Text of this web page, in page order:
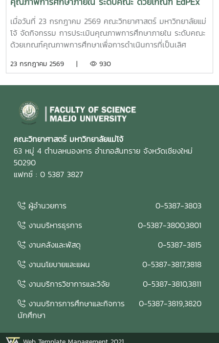
ประจำปีการศึกษา 2568
เมื่อวันที่ 23 กรกฎาคม 2569 คณะวิทยาศาสตร์ มหาวิทยาลัยแม่
โจ้ จัดกิจกรรม การประเมินคุณภาพการศึกษาภายใน ระดับคณะ
ด้วยเกณฑ์คุณภาพการศึกษาเพื่อการดำเนินการที่เป็นเลิศ
EdPEx) ประจำปีการศึกษา 2568 เพื่อทบทวนผลการดำเนินงาน
องค์กรและการจัดการศึกษาอย่างยั่งยืน ในการนี้ คณะกรรมการ
ประเมินคุณภาพการศึกษาภายใน ได้ร่วมดำเนินการ วิพากษ์และ
ให้ข้อเสนอแนะต่อรายงานผลการดำเนินการเพื่อความเป็นเลิศ
(EdPEx Report) โดยพิจารณาความครบถ้วน ความเชื่อมโยง
และความสอดคล้องของผลการดำเนินงานในทุกหมวดของเกณฑ์
EdPEx พร้อมแลกเปลี่ยนข้อคิดเห็นและแนวทางการพัฒนา เพื่อ
ยกระดับคุณภาพของรายงานและเตรียมความพร้อมสำหรับการ
ดร.รัชพล สันติวรากร ประธานกรรมการ คณบดีคณะ
วิศวกรรมศาสตร์ มหาวิทยาลัยขอนแก่น ผู้ช่วยศาสตราจารย์ตะวัน
ฉาย โพธิ์หอม กรรมการ คณะวิศวกรรมศาสตร์ มหาวิทยาลัย
อุบลราชธานี นางสาวศิรินยา อ้นแก้ว เลขานุการ คณะเทคโนโลยี
กิจกรรมในครั้งนี้สะท้อนถึงความมุ่งมั่นของคณะวิทยาศาสตร์
มหาวิทยาลัยแม่โจ้ ในการพัฒนาระบบประกันคุณภาพการศึกษา
และการบริหารองค์กรตามแนวทาง Education Criteria for
Performance Excellence (EdPEx) โดยอาศัยกระบวนการ
ประเมิน การวิพากษ์ และการให้ข้อเสนอแนะจากผู้ทรงคุณวุฒิ
สร้างผลลัพธ์ที่เป็นเลิศ และยกระดับคุณภาพการศึกษาสู่
23 กรกฎาคม 2569 | 930
คณะวิทยาศาสตร์ มหาวิทยาลัยแม่โจ้
63 หมู่ 4 ตำบลหนองหาร อำเภอสันทราย จังหวัดเชียงใหม่
50290
แฟกซ์ : 0 5387 3827
ผู้อำนวยการ
0-5387-3803
งานบริหารธุรการ
0-5387-3800,3801
งานคลังและพัสดุ
0-5387-3815
งานนโยบายและแผน
0-5387-3817,3818
งานบริการวิชาการและวิจัย
0-5387-3810,3811
งานบริการการศึกษาและกิจการ
นักศึกษา
0-5387-3819,3820